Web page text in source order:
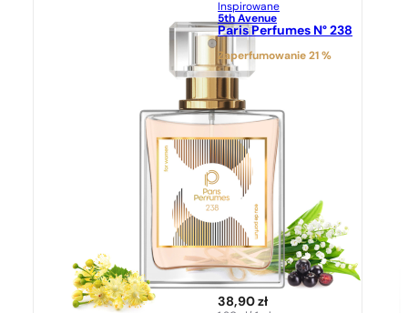
Inspirowane
5th Avenue
Paris Perfumes N° 238
Zaperfumowanie 21 %
38,90zł